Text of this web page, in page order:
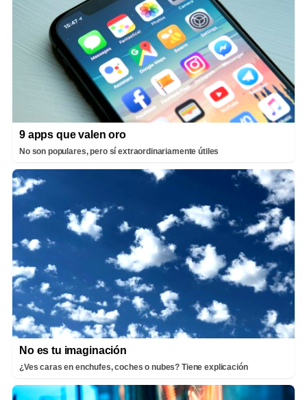
9 apps que valen oro
No son populares, pero sí extraordinariamente útiles
No es tu imaginación
¿Ves caras en enchufes, coches o nubes? Tiene explicación